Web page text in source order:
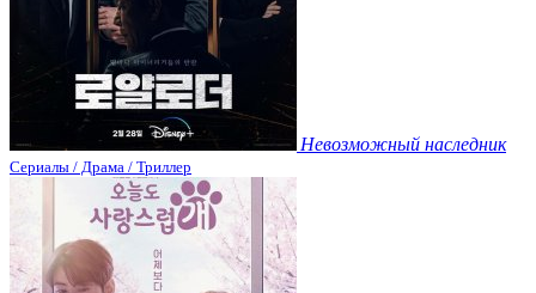
Невозможный наследник
Сериалы / Драма / Триллер